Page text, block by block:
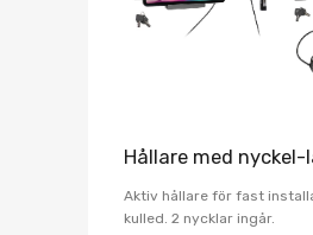
Hållare med
Aktiv hållare för fast
kulled. 2 nycklar ingår.